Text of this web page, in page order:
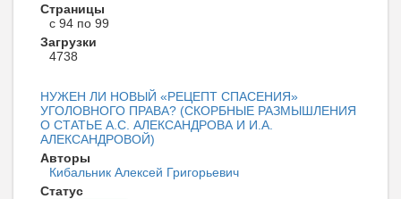
Страницы
с 94 по 99
Загрузки
4738
НУЖЕН ЛИ НОВЫЙ «РЕЦЕПТ СПАСЕНИЯ»
УГОЛОВНОГО ПРАВА? (СКОРБНЫЕ РАЗМЫШЛЕНИЯ
О СТАТЬЕ А.С. АЛЕКСАНДРОВА И И.А.
АЛЕКСАНДРОВОЙ)
Авторы
Кибальник Алексей Григорьевич
Статус